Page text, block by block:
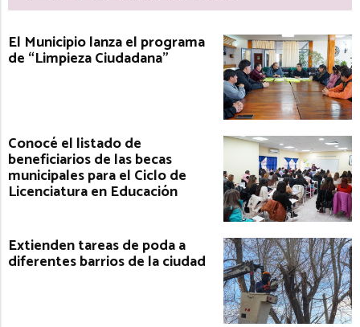
El Municipio lanza el programa
de “Limpieza Ciudadana”
Conocé el listado de
beneficiarios de las becas
municipales para el Ciclo de
Licenciatura en Educación
Extienden tareas de poda a
diferentes barrios de la ciudad